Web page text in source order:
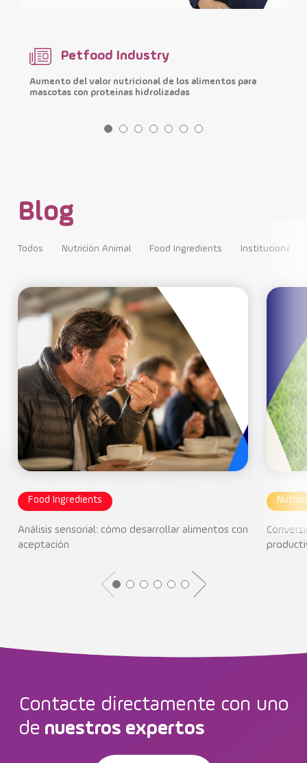
Petfood Industry
Aumento del valor nutricional de los alimentos para
mascotas con proteínas hidrolizadas
Blog
Todos Nutrición Animal Food Ingredients Institucional
Food Ingredients
Análisis sensorial: cómo desarrollar alimentos con
aceptación
Contacte directamente con uno
de nuestros expertos